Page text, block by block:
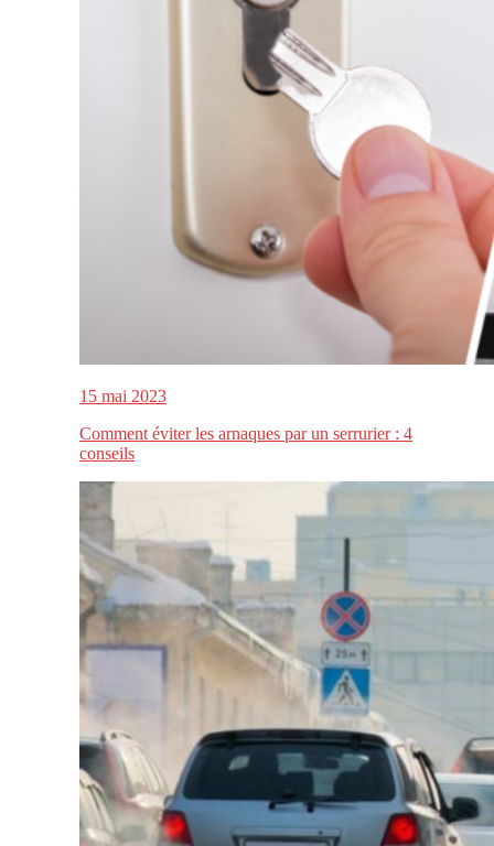
15 mai 2023
Comment éviter les arnaques par un serrurier : 4
conseils